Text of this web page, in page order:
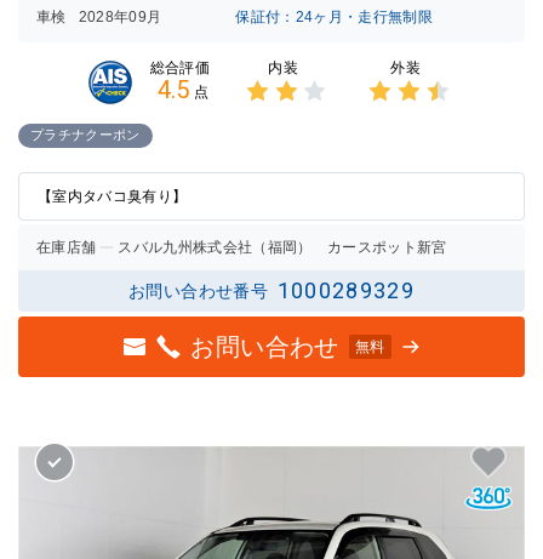
車検
2028年09月 保証付：24ヶ月・走行無制限
総合評価
4.5 点
内装 外装
プラチナクーポン
【室内タバコ臭有り】
在庫店舗 スバル九州株式会社（福岡） カースポット新宮
お問い合わせ番号 1000289329
お問い合わせ 無料